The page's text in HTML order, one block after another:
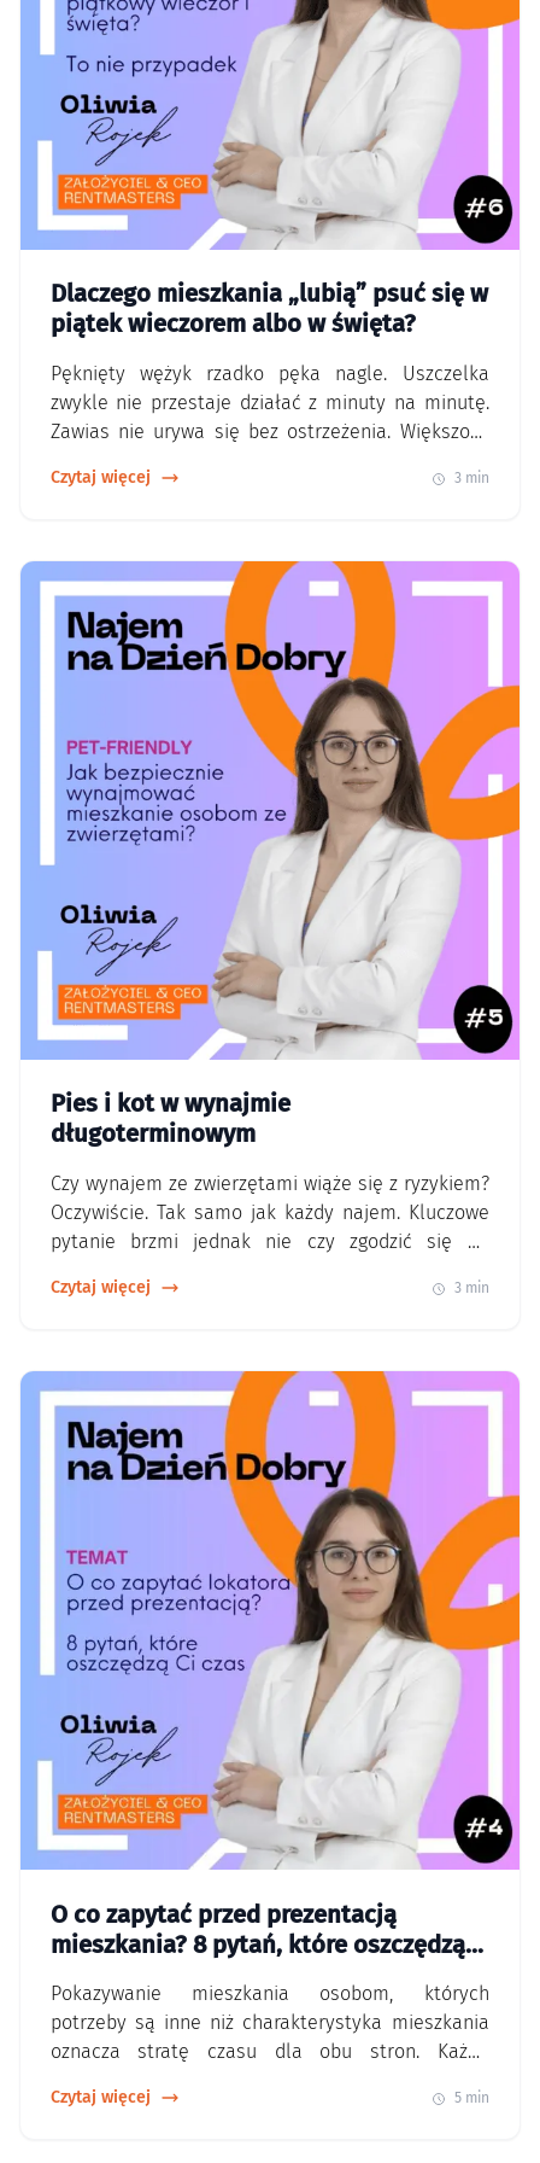
Dlaczego mieszkania „lubią” psuć się w
piątek wieczorem albo w święta?
Pęknięty wężyk rzadko pęka nagle. Uszczelka
zwykle nie przestaje działać z minuty na minutę.
Zawias nie urywa się bez ostrzeżenia. Większość
delikatnie kapie. Coś skrzypi. Coś zaczyna
osób. Więcej prania. Więcej kąpieli. Więcej
Czytaj więcej 3 min
Pies i kot w wynajmie
długoterminowym
Czy wynajem ze zwierzętami wiąże się z ryzykiem?
Oczywiście. Tak samo jak każdy najem. Kluczowe
pytanie brzmi jednak nie czy zgodzić się na
właściciela. Rynek się zmienia – warto to
znajdą właściciela, który akceptuje…
Czytaj więcej 3 min
O co zapytać przed prezentacją
mieszkania? 8 pytań, które oszczędzą
Pokazywanie mieszkania osobom, których
potrzeby są inne niż charakterystyka mieszkania
oznacza stratę czasu dla obu stron. Każda
okres, w którym mieszkanie stoi puste. Im
Czytaj więcej 5 min